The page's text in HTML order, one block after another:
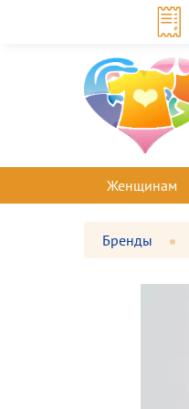
Женщинам
Бренды
Большая